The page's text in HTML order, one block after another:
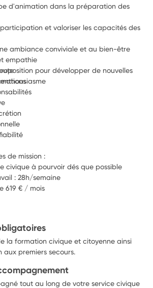
d'animation dans la préparation des
et valoriser les capacités des
ambiance conviviale et au bien-être
pour développer de nouvelles
Savoir-être requis :
empathie
civique à pourvoir dés que possible
: 28h/semaine
619 € / mois
la formation civique et citoyenne ainsi
premiers secours.
tout au long de votre service civique